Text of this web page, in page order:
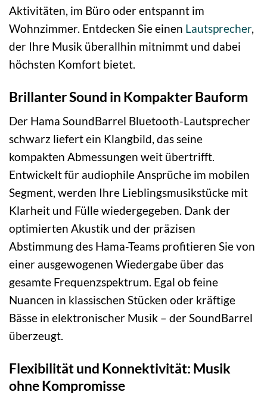
Aktivitäten, im Büro oder entspannt im
Wohnzimmer. Entdecken Sie einen Lautsprecher,
der Ihre Musik überallhin mitnimmt und dabei
höchsten Komfort bietet.
Brillanter Sound in Kompakter Bauform
Der Hama SoundBarrel Bluetooth-Lautsprecher
schwarz liefert ein Klangbild, das seine
kompakten Abmessungen weit übertrifft.
Entwickelt für audiophile Ansprüche im mobilen
Segment, werden Ihre Lieblingsmusikstücke mit
Klarheit und Fülle wiedergegeben. Dank der
optimierten Akustik und der präzisen
Abstimmung des Hama-Teams profitieren Sie von
einer ausgewogenen Wiedergabe über das
gesamte Frequenzspektrum. Egal ob feine
Nuancen in klassischen Stücken oder kräftige
Bässe in elektronischer Musik – der SoundBarrel
überzeugt.
Flexibilität und Konnektivität: Musik
ohne Kompromisse